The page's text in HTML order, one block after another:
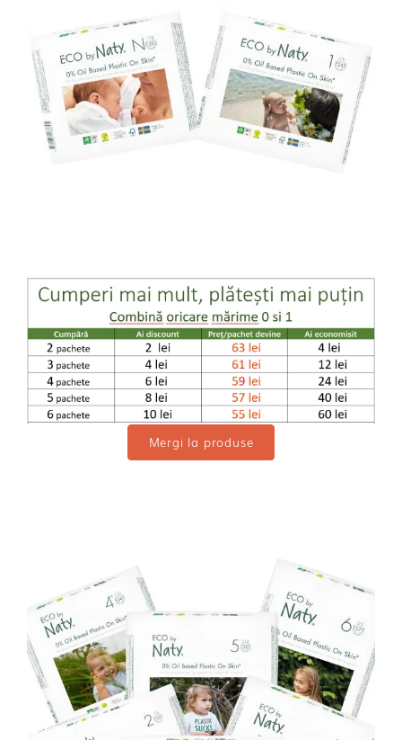
Mergi la produse